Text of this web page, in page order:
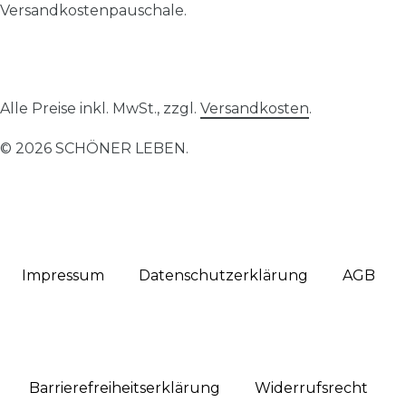
Versandkostenpauschale.
Alle Preise inkl. MwSt., zzgl. Versandkosten.
© 2026 SCHÖNER LEBEN.
Impressum Daten­schutz­erklärung AGB
Barrierefreiheitserklärung Widerrufs­recht